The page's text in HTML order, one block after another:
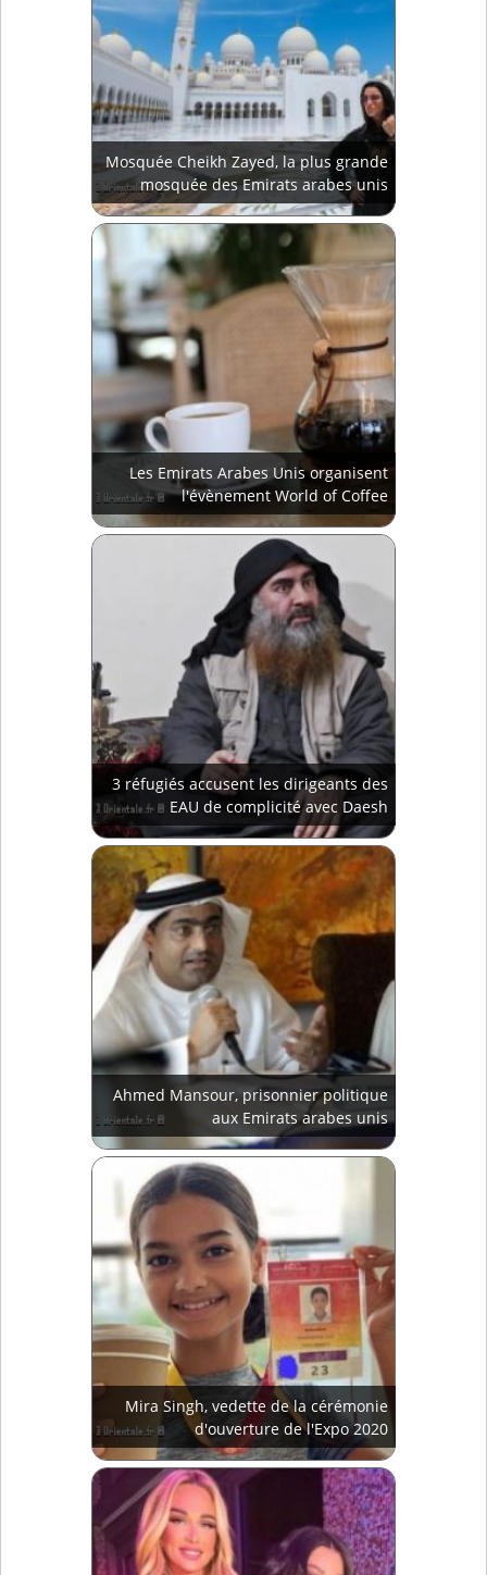
Mosquée Cheikh Zayed, la plus grande
mosquée des Emirats arabes unis
Les Emirats Arabes Unis organisent
l'évènement World of Coffee
3 réfugiés accusent les dirigeants des
EAU de complicité avec Daesh
Ahmed Mansour, prisonnier politique
aux Emirats arabes unis
Mira Singh, vedette de la cérémonie
d'ouverture de l'Expo 2020